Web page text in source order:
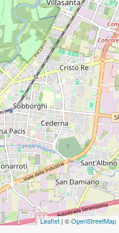
8
2
6
Leaflet | ©OpenStreetMap